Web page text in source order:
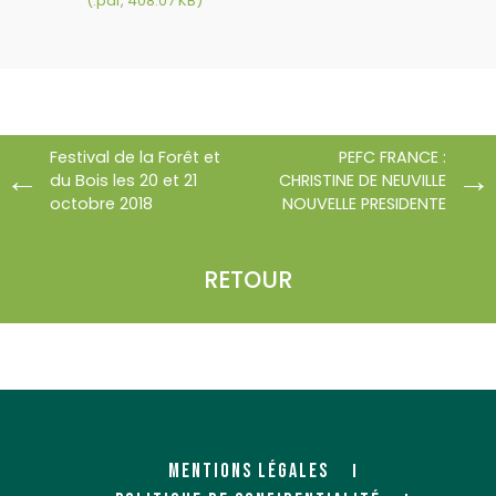
Festival de la Forêt et
du Bois les 20 et 21
octobre 2018
RETOUR
PEFC FRANCE :
CHRISTINE DE NEUVILLE
NOUVELLE PRESIDENTE
MENTIONS LÉGALES